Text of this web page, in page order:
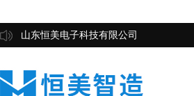
山东恒美电子科技有限公司